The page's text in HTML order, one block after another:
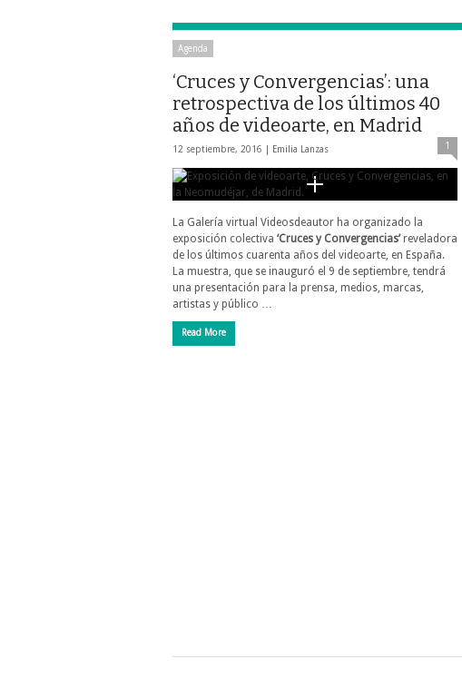
Agenda
‘Cruces y Convergencias’: una
retrospectiva de los últimos 40
años de videoarte, en Madrid
12 septiembre, 2016 | Emilia Lanzas 1
La Galería virtual Videosdeautor ha organizado la
exposición colectiva ‘Cruces y Convergencias’reveladora
de los últimos cuarenta años del videoarte, en España.
La muestra, que se inauguró el 9 de septiembre, tendrá
una presentación para la prensa, medios, marcas,
artistas y público …
Read More